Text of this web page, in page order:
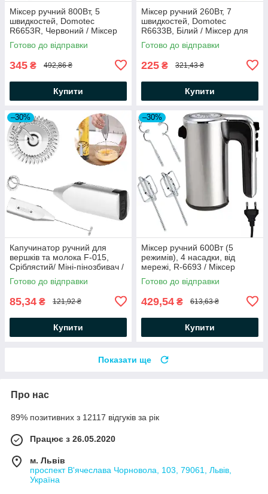
Міксер ручний 800Вт, 5
швидкостей, Domotec
R6653R, Червоний / Міксер
кухонний / Міксер для кухні
Готово до відправки
345 ₴ 492,86 ₴
Купити
Міксер ручний 260Вт, 7
швидкостей, Domotec
R6633B, Білий / Міксер для
кухні / Міксер кухонний
Готово до відправки
225 ₴ 321,43 ₴
Купити
–30%
Капучинатор ручний для
вершків та молока F-015,
Сріблястий/ Міні-пінозбивач /
Портативний міксер для
молока
Готово до відправки
85,34 ₴ 121,92 ₴
Купити
–30%
Міксер ручний 600Вт (5
режимів), 4 насадки, від
мережі, R-6693 / Міксер
кухонний / Міксер для тіста
Готово до відправки
429,54 ₴ 613,63 ₴
Купити
Показати ще
Про нас
89% позитивних з 12117 відгуків за рік
Працює з 26.05.2020
м. Львів
проспект В'ячеслава Чорновола, 103, 79061, Львів,
Україна